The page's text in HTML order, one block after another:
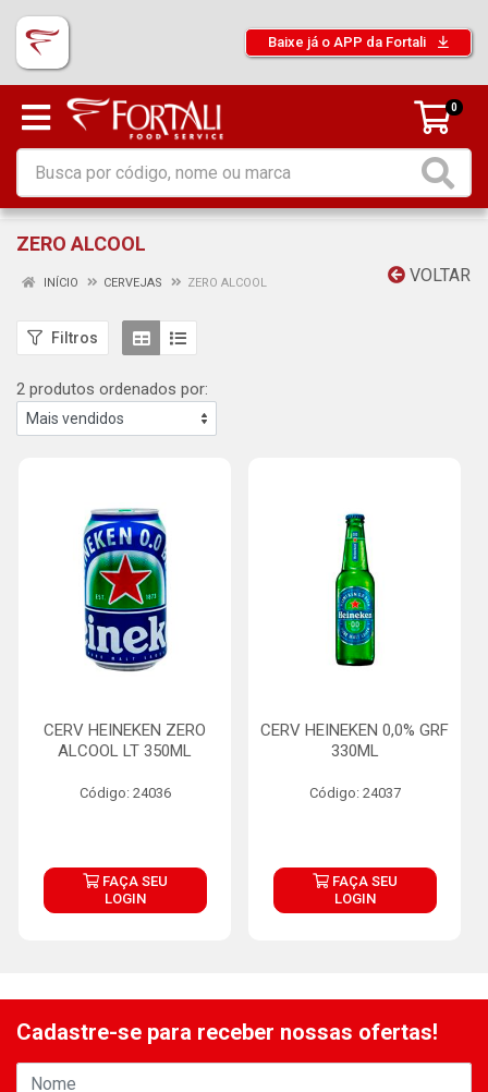
Baixe já o APP da Fortali
0
ZERO ALCOOL
VOLTAR
INÍCIO CERVEJAS ZERO ALCOOL
Filtros
2 produtos ordenados por:
CERV HEINEKEN ZERO
ALCOOL LT 350ML
Código: 24036
FAÇA SEU
LOGIN
CERV HEINEKEN 0,0% GRF
330ML
Código: 24037
FAÇA SEU
LOGIN
Cadastre-se para receber nossas ofertas!